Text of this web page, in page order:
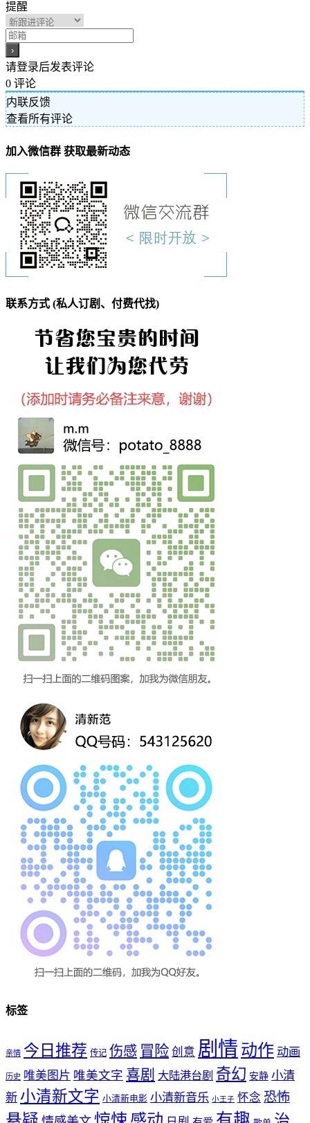
提醒
请登录后发表评论
0 评论
内联反馈
查看所有评论
加入微信群 获取最新动态
联系方式 (私人订剧、付费代找)
标签
亲情 今日推荐 传记 伤感 冒险 创意 剧情 动作 动画
历史 唯美图片 唯美文字 喜剧 大陆港台剧 奇幻 安静 小清
新 小清新文字 小清新电影 小清新音乐 小王子 怀念 恐怖